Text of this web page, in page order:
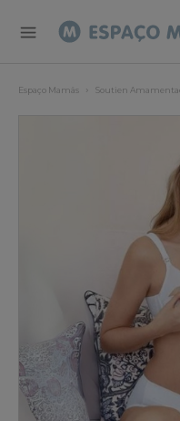
Espaço Mamãs Soutien